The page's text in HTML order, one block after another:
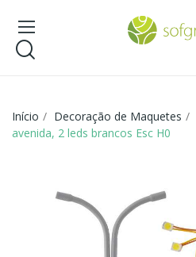
Início Decoração de Maquetes
avenida, 2 leds brancos Esc H0